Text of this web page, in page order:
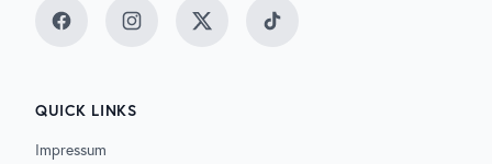
FacebookInstagramTwitter TikTok
QUICK LINKS
Impressum